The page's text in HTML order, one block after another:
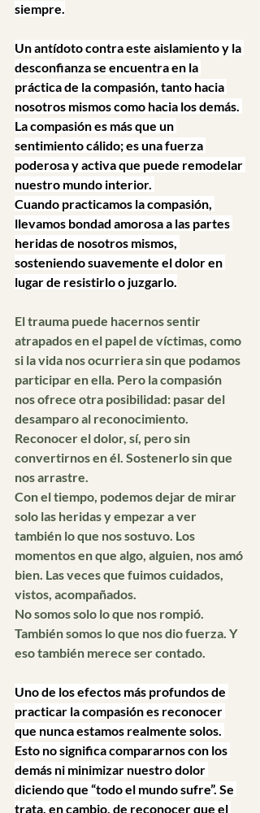
siempre.
Un antídoto contra este aislamiento y la
desconfianza se encuentra en la
práctica de la compasión, tanto hacia
nosotros mismos como hacia los demás.
La compasión es más que un
sentimiento cálido; es una fuerza
poderosa y activa que puede remodelar
nuestro mundo interior.
Cuando practicamos la compasión,
llevamos bondad amorosa a las partes
heridas de nosotros mismos,
sosteniendo suavemente el dolor en
lugar de resistirlo o juzgarlo.
El trauma puede hacernos sentir
atrapados en el papel de víctimas, como
si la vida nos ocurriera sin que podamos
participar en ella. Pero la compasión
nos ofrece otra posibilidad: pasar del
desamparo al reconocimiento.
Reconocer el dolor, sí, pero sin
convertirnos en él. Sostenerlo sin que
nos arrastre.
Con el tiempo, podemos dejar de mirar
solo las heridas y empezar a ver
también lo que nos sostuvo. Los
momentos en que algo, alguien, nos amó
bien. Las veces que fuimos cuidados,
vistos, acompañados.
No somos solo lo que nos rompió.
También somos lo que nos dio fuerza. Y
eso también merece ser contado.
Uno de los efectos más profundos de
practicar la compasión es reconocer
que nunca estamos realmente solos.
Esto no significa compararnos con los
demás ni minimizar nuestro dolor
diciendo que “todo el mundo sufre”. Se
trata, en cambio, de reconocer que el